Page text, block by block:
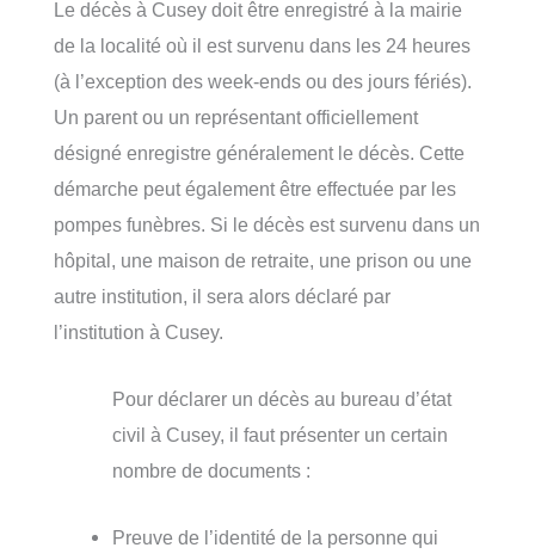
Le décès à Cusey doit être enregistré à la mairie
de la localité où il est survenu dans les 24 heures
(à l’exception des week-ends ou des jours fériés).
Un parent ou un représentant officiellement
désigné enregistre généralement le décès. Cette
démarche peut également être effectuée par les
pompes funèbres. Si le décès est survenu dans un
hôpital, une maison de retraite, une prison ou une
autre institution, il sera alors déclaré par
l’institution à Cusey.
Pour déclarer un décès au bureau d’état
civil à Cusey, il faut présenter un certain
nombre de documents :
Preuve de l’identité de la personne qui